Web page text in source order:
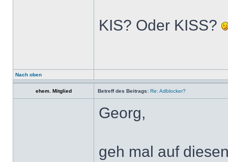
KIS? Oder KISS?
Nach oben
ehem. Mitglied Betreff des Beitrags: Re: Adblocker?
Georg,
geh mal auf